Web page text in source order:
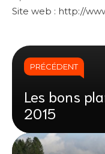
Site web : http://
PRÉCÉDENT
Les bons
2015